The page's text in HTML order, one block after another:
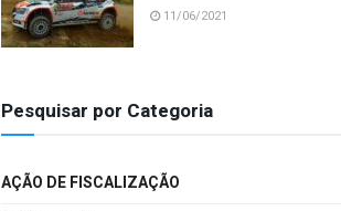
11/06/2021
Pesquisar por Categoria
AÇÃO DE FISCALIZAÇÃO